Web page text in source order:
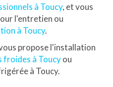
à Toucy, et vous
l'entretien ou
à Toucy.
propose l'installation
froides à Toucyou
à Toucy.